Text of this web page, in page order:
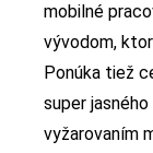
mobilné
vývodom,
Ponúka tiež
super
vyžarovaním